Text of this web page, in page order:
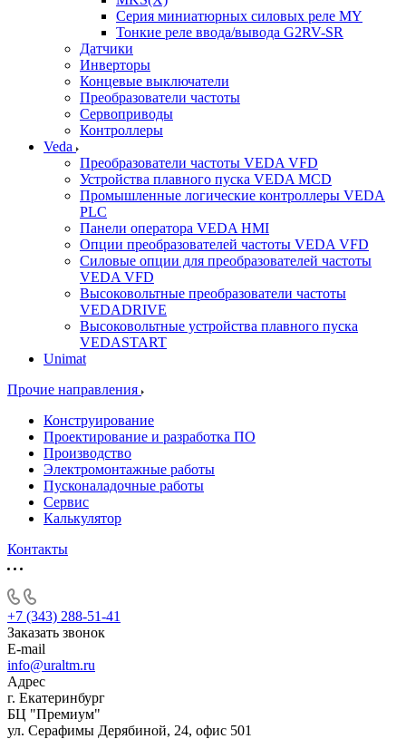
Серия миниатюрных силовых реле MY
Тонкие реле ввода/вывода G2RV-SR
Датчики
Инверторы
Концевые выключатели
Преобразователи частоты
Сервоприводы
Контроллеры
Veda
Преобразователи частоты VEDA VFD
Устройства плавного пуска VEDA MCD
Промышленные логические контроллеры VEDA
PLC
Панели оператора VEDA HMI
Опции преобразователей частоты VEDA VFD
Силовые опции для преобразователей частоты
VEDA VFD
Высоковольтные преобразователи частоты
VEDADRIVE
Высоковольтные устройства плавного пуска
VEDASTART
Unimat
Прочие направления
Конструирование
Проектирование и разработка ПО
Производство
Электромонтажные работы
Пусконаладочные работы
Сервис
Калькулятор
Контакты
+7 (343) 288-51-41
Заказать звонок
E-mail
info@uraltm.ru
Адрес
г. Екатеринбург
БЦ "Премиум"
ул. Серафимы Дерябиной, 24, офис 501